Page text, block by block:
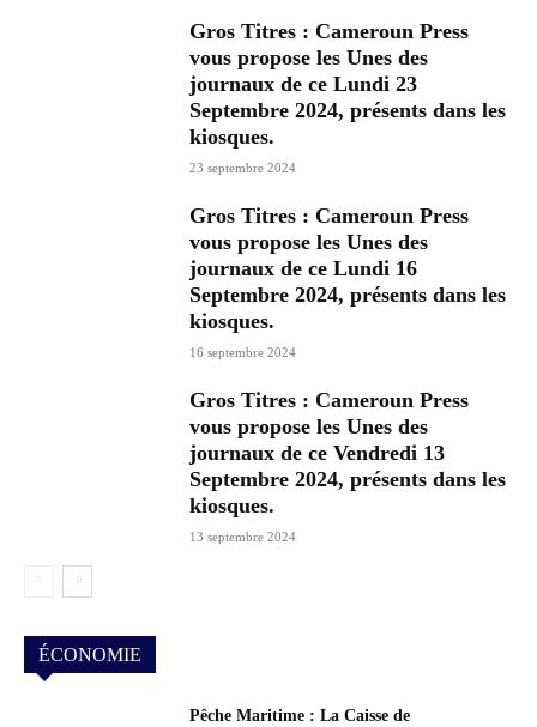
Gros Titres : Cameroun Press
vous propose les Unes des
journaux de ce Lundi 23
Septembre 2024, présents dans les
kiosques.
23 septembre 2024
Gros Titres : Cameroun Press
vous propose les Unes des
journaux de ce Lundi 16
Septembre 2024, présents dans les
kiosques.
16 septembre 2024
Gros Titres : Cameroun Press
vous propose les Unes des
journaux de ce Vendredi 13
Septembre 2024, présents dans les
kiosques.
13 septembre 2024
ÉCONOMIE
Pêche Maritime : La Caisse de